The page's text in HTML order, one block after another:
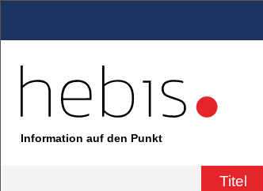
Information auf den Punkt
Titel